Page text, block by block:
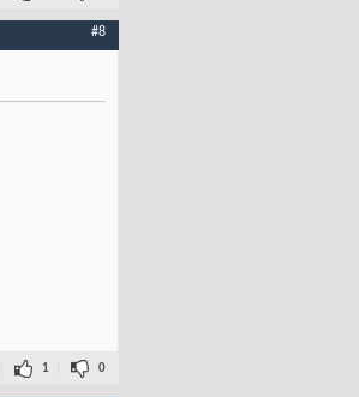
#8
1 0